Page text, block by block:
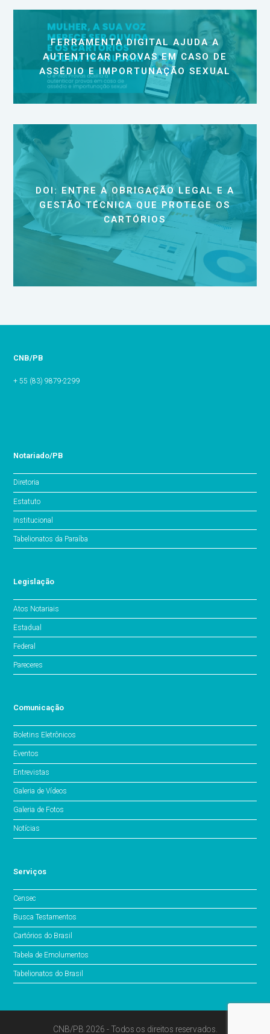
FERRAMENTA DIGITAL AJUDA A
AUTENTICAR PROVAS EM CASO DE
ASSÉDIO E IMPORTUNAÇÃO SEXUAL
DOI: ENTRE A OBRIGAÇÃO LEGAL E A
GESTÃO TÉCNICA QUE PROTEGE OS
CARTÓRIOS
CNB/PB
+ 55 (83) 9879-2299
Notariado/PB
Diretoria
Estatuto
Institucional
Tabelionatos da Paraíba
Legislação
Atos Notariais
Estadual
Federal
Pareceres
Comunicação
Boletins Eletrônicos
Eventos
Entrevistas
Galeria de Vídeos
Galeria de Fotos
Notícias
Serviços
Censec
Busca Testamentos
Cartórios do Brasil
Tabela de Emolumentos
Tabelionatos do Brasil
CNB/PB 2026 - Todos os direitos reservados.